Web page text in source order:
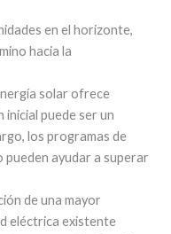
en el horizonte,
hacia la
solar ofrece
puede ser un
los programas de
pueden ayudar a superar
de una mayor
eléctrica existente